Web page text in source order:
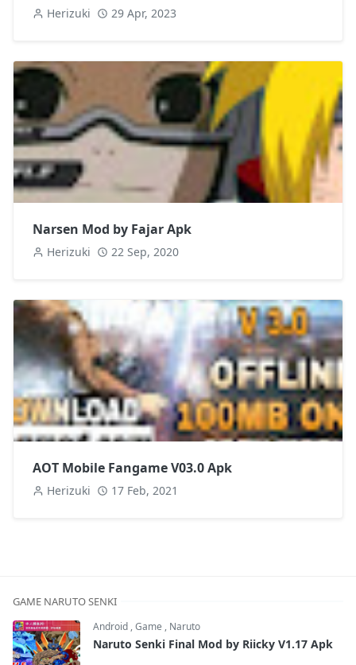
Herizuki 29 Apr, 2023
Narsen Mod by Fajar Apk
Herizuki 22 Sep, 2020
AOT Mobile Fangame V03.0 Apk
Herizuki 17 Feb, 2021
GAME NARUTO SENKI
Android ,Game , Naruto
Naruto Senki Final Mod by Riicky V1.17 Apk